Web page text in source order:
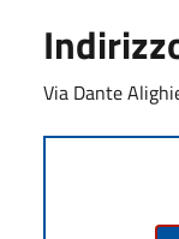
Via Dante